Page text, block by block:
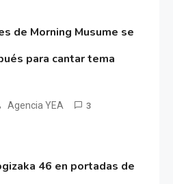
de Morning Musume se
para cantar tema
Agencia YEA 3
46 en portadas de